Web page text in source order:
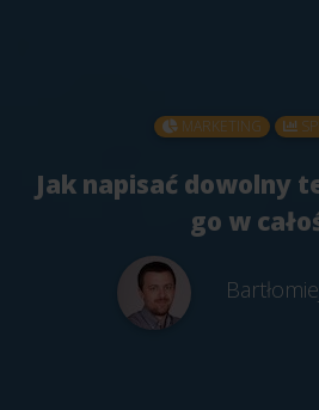
MARKETING
Jak napisać dowolny
go w